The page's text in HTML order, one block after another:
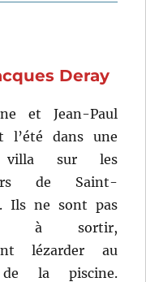
L’Année
de
Frank
Deray
et Jean-Paul
l’été dans une
villa sur les
de Saint-
Ils ne sont pas
à sortir,
lézarder au
la piscine.